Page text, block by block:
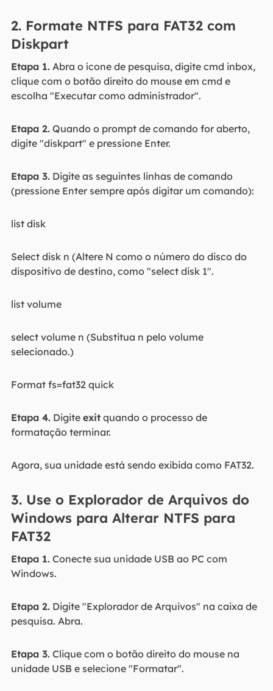
2. Formate NTFS para FAT32 com
Diskpart
Etapa 1.Abra o ícone de pesquisa, digite cmd inbox,
clique com o botão direito do mouse em cmd e
escolha "Executar como administrador".
Etapa 2.Quando o prompt de comando for aberto,
digite "diskpart" e pressione Enter.
Etapa 3.Digite as seguintes linhas de comando
(pressione Enter sempre após digitar um comando):
list disk
Select disk n (Altere N como o número do disco do
dispositivo de destino, como "select disk 1".
list volume
select volume n (Substitua n pelo volume
selecionado.)
Format fs=fat32 quick
Etapa 4.Digite exitquando o processo de
formatação terminar.
Agora, sua unidade está sendo exibida como FAT32.
3. Use o Explorador de Arquivos do
Windows para Alterar NTFS para
FAT32
Etapa 1.Conecte sua unidade USB ao PC com
Windows.
Etapa 2.Digite "Explorador de Arquivos" na caixa de
pesquisa. Abra.
Etapa 3.Clique com o botão direito do mouse na
unidade USB e selecione "Formatar".